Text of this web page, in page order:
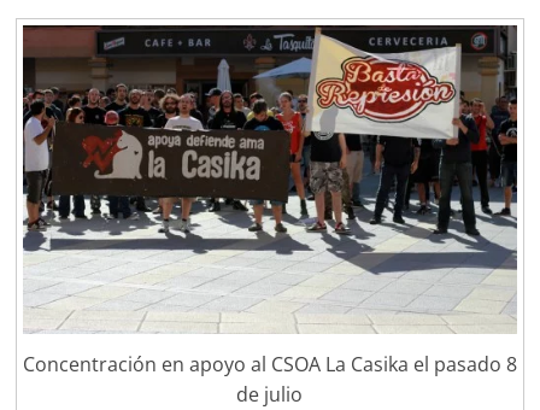
Concentración en apoyo al CSOA La Casika el pasado 8
de julio